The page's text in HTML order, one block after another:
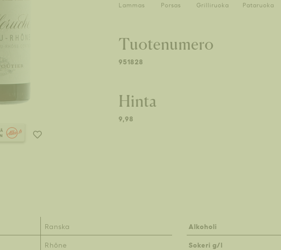
Lammas Porsas Grilliruoka Pataruoka
Tuotenumero
951828
Hinta
9,98
Ranska
Rhône
Alkoholi
Sokeri g/l